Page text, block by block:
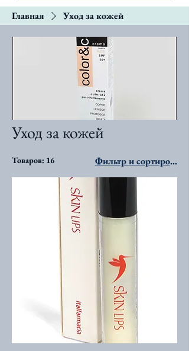
Главная Уход за кожей
Уход за кожей
Товаров: 16 Фильтр и сортировка